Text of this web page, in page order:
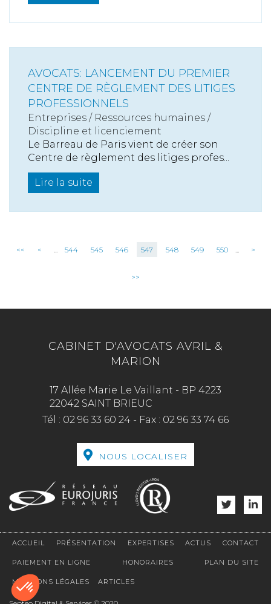
AVOCATS: LANCEMENT DU PREMIER
CENTRE DE RÈGLEMENT DES LITIGES
PROFESSIONNELS
Entreprises / Ressources humaines /
Discipline et licenciement
Le Barreau de Paris vient de créer son
Centre de règlement des litiges profes...
Lire la suite
<< < ... 544 545 546 547 548 549 550 ... >
>>
CABINET D'AVOCATS AVRIL &
MARION
17 Allée Marie Le Vaillant - BP 4223
22042 SAINT BRIEUC
Tél : 02 96 33 60 24 - Fax : 02 96 33 74 66
NOUS LOCALISER
ACCUEIL PRÉSENTATION EXPERTISES ACTUS CONTACT
PAIEMENT EN LIGNE HONORAIRES PLAN DU SITE
MENTIONS LÉGALES ARTICLES